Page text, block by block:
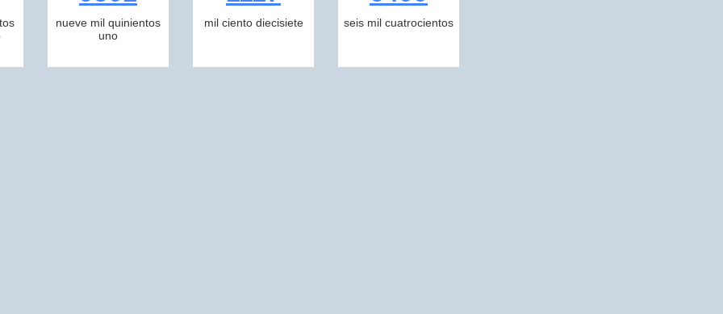
nueve mil quinientos
uno
mil ciento diecisiete seis mil cuatrocientos